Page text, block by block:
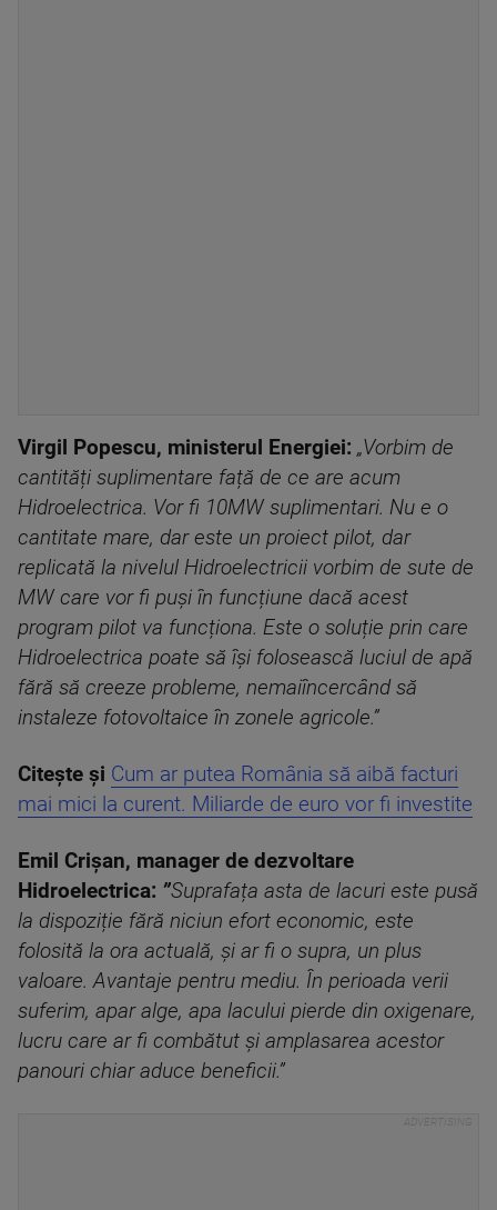
Virgil Popescu, ministerul Energiei: „Vorbim de
cantități suplimentare față de ce are acum
Hidroelectrica. Vor fi 10MW suplimentari. Nu e o
cantitate mare, dar este un proiect pilot, dar
replicată la nivelul Hidroelectricii vorbim de sute de
MW care vor fi puși în funcțiune dacă acest
program pilot va funcționa. Este o soluție prin care
Hidroelectrica poate să își folosească luciul de apă
fără să creeze probleme, nemaiîncercând să
instaleze fotovoltaice în zonele agricole.”
Citește și Cum ar putea România să aibă facturi
mai mici la curent. Miliarde de euro vor fi investite
Emil Crișan, manager de dezvoltare
Hidroelectrica: ”Suprafața asta de lacuri este pusă
la dispoziție fără niciun efort economic, este
folosită la ora actuală, și ar fi o supra, un plus
valoare. Avantaje pentru mediu. În perioada verii
suferim, apar alge, apa lacului pierde din oxigenare,
lucru care ar fi combătut și amplasarea acestor
panouri chiar aduce beneficii.”